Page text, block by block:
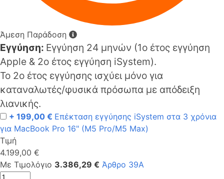
Άμεση Παράδοση
Εγγύηση: Εγγύηση 24 μηνών (1o έτος εγγύηση
Apple & 2ο έτος εγγύηση iSystem).
Το 2ο έτος εγγύησης ισχύει μόνο για
καταναλωτές/φυσικά πρόσωπα με απόδειξη
λιανικής.
+ 199,00 € Επέκταση εγγύησης iSystem στα 3 χρόνια
για MacBook Pro 16" (M5 Pro/M5 Max)
Τιμή
4.199,00 €
Με Τιμολόγιο 3.386,29 € Άρθρο 39Α